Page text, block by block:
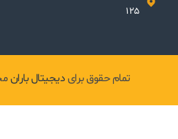
125
تمام حقوق برایدیجیتال باران